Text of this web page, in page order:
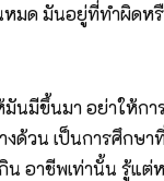
หมด มันอยู่ที่ทำผิดห
มันมีขึ้นมา อย่าให้ก
ด้วน เป็นการศึกษา
น อาชีพเท่านั้น รู้แ